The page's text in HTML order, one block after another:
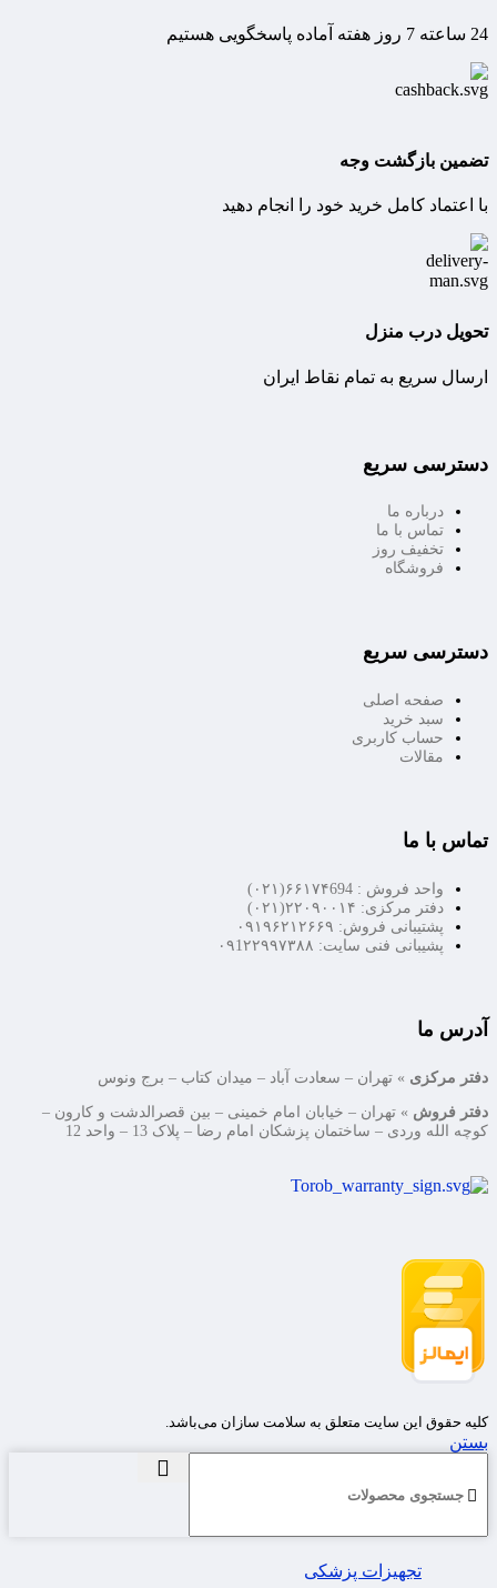
24 ساعته 7 روز هفته آماده پاسخگویی هستیم
تضمین بازگشت وجه
با اعتماد کامل خرید خود را انجام دهید
تحویل درب منزل
ارسال سریع به تمام نقاط ایران
دسترسی سریع
درباره ما
تماس با ما
تخفیف روز
فروشگاه
دسترسی سریع
صفحه اصلی
سبد خرید
حساب کاربری
مقالات
تماس با ما
واحد فروش : ۶۶۱۷۴694(۰۲۱)
دفتر مرکزی: ۲۲۰۹۰۰۱۴(۰۲۱)
پشتیبانی فروش: ۰۹۱۹۶۲۱۲۶۶۹
پشیبانی فنی سایت: ۰۹1۲۲۹۹۷۳۸۸
آدرس ما
دفتر مرکزی» تهران – سعادت آباد – میدان کتاب – برج ونوس
دفتر فروش» تهران – خیابان امام خمینی – بین قصرالدشت و کارون –
کوچه الله وردی – ساختمان پزشکان امام رضا – پلاک 13 – واحد 12
کلیه حقوق این سایت متعلق به سلامت سازان می‌باشد.
بستن
تجهیزات پزشکی